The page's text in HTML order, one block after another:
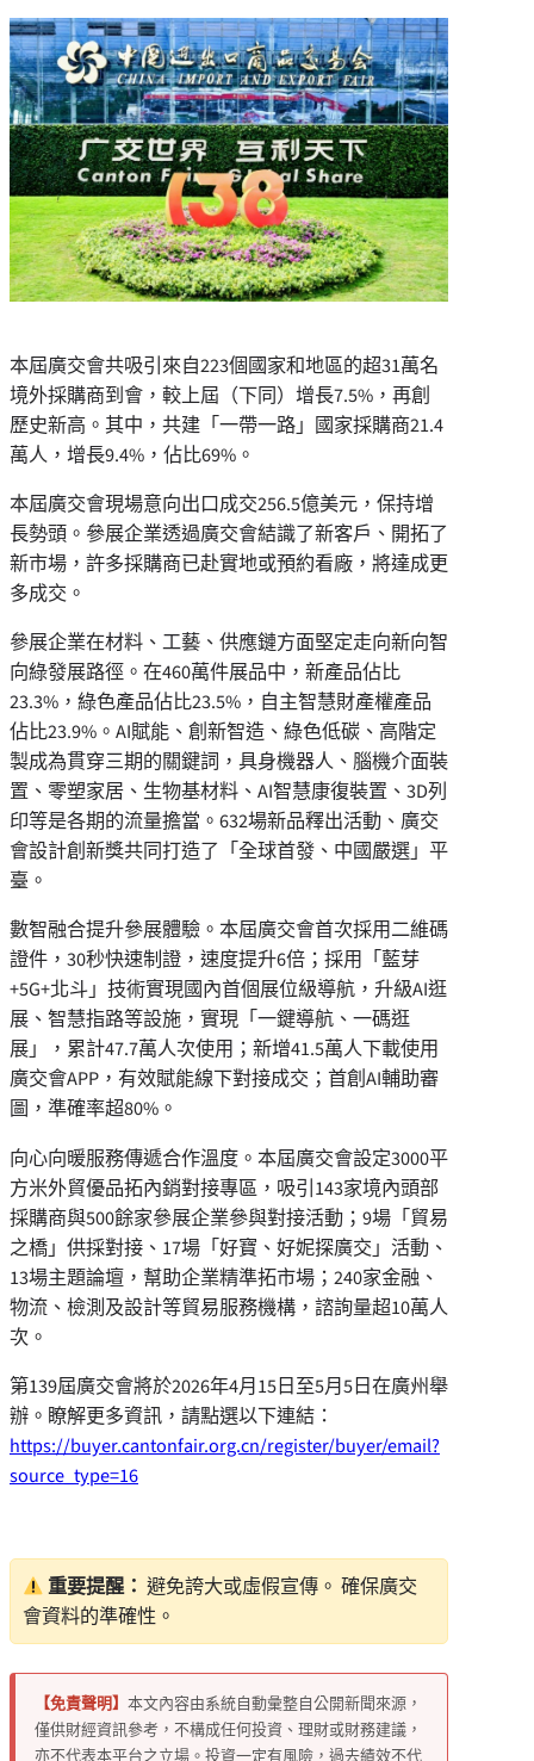
本屆廣交會‌共吸引來自223個國家和地區的超31萬名
境外採購商到會，較上屆（下同）增長7.5%，再創
歷史新高。其中，共建「一帶一路」國家採購商21.4
萬人，增長9.4%，佔比69%。
本屆廣交會現場意向出口成交256.5億美元，保持增
長勢頭。參展企業透過廣交會結識了新客戶、開拓了
新市場，許多採購商已赴實地或預約看廠，將達成更
多成交。
參展企業在材料、工藝、供應鏈方面堅定走向新向智
向綠發展路徑。在460萬件展品中，新產品佔比
23.3%，綠色產品佔比23.5%，自主智慧財產權產品
佔比23.9%。AI賦能、創新智造、綠色低碳、高階定
製成為貫穿三期的關鍵詞，具身機器人、腦機介面裝
置、零塑家居、生物基材料、AI智慧康復裝置、3D列
印等是各期的流量擔當。632場新品釋出活動、廣交
會設計創新獎共同打造了「全球首發、中國嚴選」平
臺。
數智融合提升參展體驗。本屆廣交會首次採用二維碼
證件，30秒快速制證，速度提升6倍；採用「藍芽
+5G+北斗」技術實現國內首個展位級導航，升級AI逛
展、智慧指路等設施，實現「一鍵導航、一碼逛
展」，累計47.7萬人次使用；新增41.5萬人下載使用
廣交會APP，有效賦能線下對接成交；首創AI輔助審
圖，準確率超80%。
向心向暖服務傳遞合作溫度。本屆廣交會設定3000平
方米外貿優品拓內銷對接專區，吸引143家境內頭部
採購商與500餘家參展企業參與對接活動；9場「貿易
之橋」供採對接、17場「好寶、好妮探廣交」活動、
13場主題論壇，幫助企業精準拓市場；240家金融、
物流、檢測及設計等貿易服務機構，諮詢量超10萬人
次。
第139屆廣交會將於2026年4月15日至5月5日在廣州舉
辦。瞭解更多資訊，請點選以下連結：
https://buyer.cantonfair.org.cn/register/buyer/email?
source_type=16
重要提醒： 避免誇大或虛假宣傳。 確保廣交
會資料的準確性。
【免責聲明】 本文內容由系統自動彙整自公開新聞來源，
僅供財經資訊參考，不構成任何投資、理財或財務建議，
亦不代表本平台之立場。投資一定有風險，過去績效不代